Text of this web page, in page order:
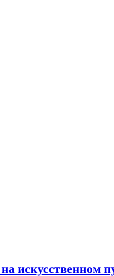
искусственном